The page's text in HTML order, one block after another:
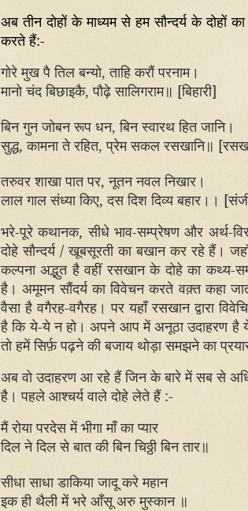
अब तीन दोहों के माध्यम से हम सौन्दर्य के दोहों
करते हैं:-
गोरे मुख पै तिल बन्यो,ताहि करौं परनाम।
मानो चंद बिछाइकै,पौढ़े सालिगराम॥ [बिहारी]
बिन गुन जोबन रूप धन,बिन स्वारथ हित जानि।
सुद्ध, कामना ते रहित,प्रेम सकल रसखानि॥ [
तरुवर शाखा पात पर,नूतन नवल निखार।
लाल गाल संध्या किए,दस दिश दिव्य बहार।।
भरे-पूरे कथानक, सीधे भाव-सम्प्रेषण और अर्थ-
दोहे सौन्दर्य / खूबसूरती का बखान कर रहे हैं।
कल्पना अद्भुत है वहीं रसखान के दोहे का कथ्य-
है। अमूमन सौंदर्य का विवेचन करते वक़्त कहा
वैसा है वगैरह-वगैरह। पर यहाँ रसखान द्वारा
है कि ये-ये न हो। अपने आप में अनूठा उदाहरण है
तो हमें सिर्फ़ पढ़ने की बजाय थोड़ा समझने का
अब वो उदाहरण आ रहे हैं जिन के बारे में सब से
है। पहले आश्चर्य वाले दोहे लेते हैं :-
मैं रोया परदेस में भीगा माँ का प्यार
दिल ने दिल से बात की बिन चिठ्ठी बिन तार॥
सीधा साधा डाकिया जादू करे महान
इक ही थैली में भरे आँसू अरु मुस्कान ॥